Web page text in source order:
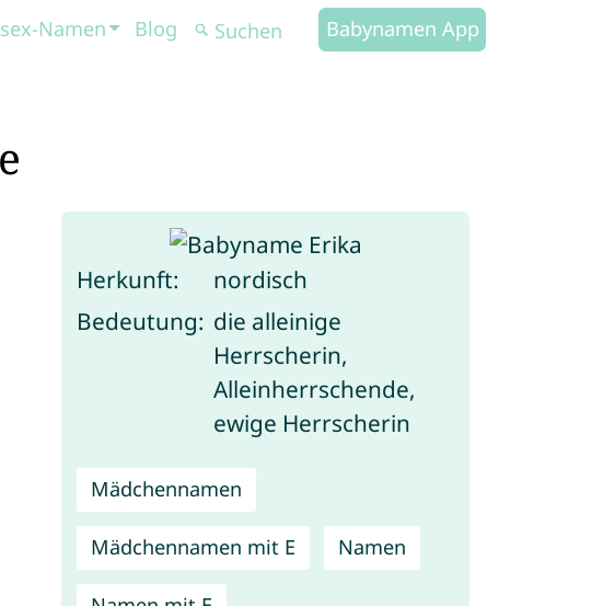
Namen Blog Babynamen App
Herkunft:
nordisch
Bedeutung: die alleinige
Herrscherin,
Alleinherrschende,
ewige Herrscherin
Mädchennamen
Mädchennamen mit E Namen